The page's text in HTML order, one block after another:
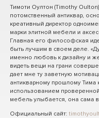
Тимоти Оултон (Timothy
потомственный антиквар,
креативный директор
марки элитной мебели и
Главная его философская
быть лучшим в своем деле.
именно любовь к дизайну и
видеть вещи на грани
дает мне ту заветную
антикварному прошлому
использованием
мебель улыбается, она сама
Официальный сайт: